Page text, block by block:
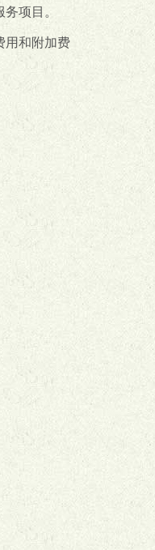
项目。
用和附加费